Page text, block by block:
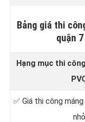
Bảng giá thi
quận
Hạng mục thi
✅ Giá thi công
nhỏ